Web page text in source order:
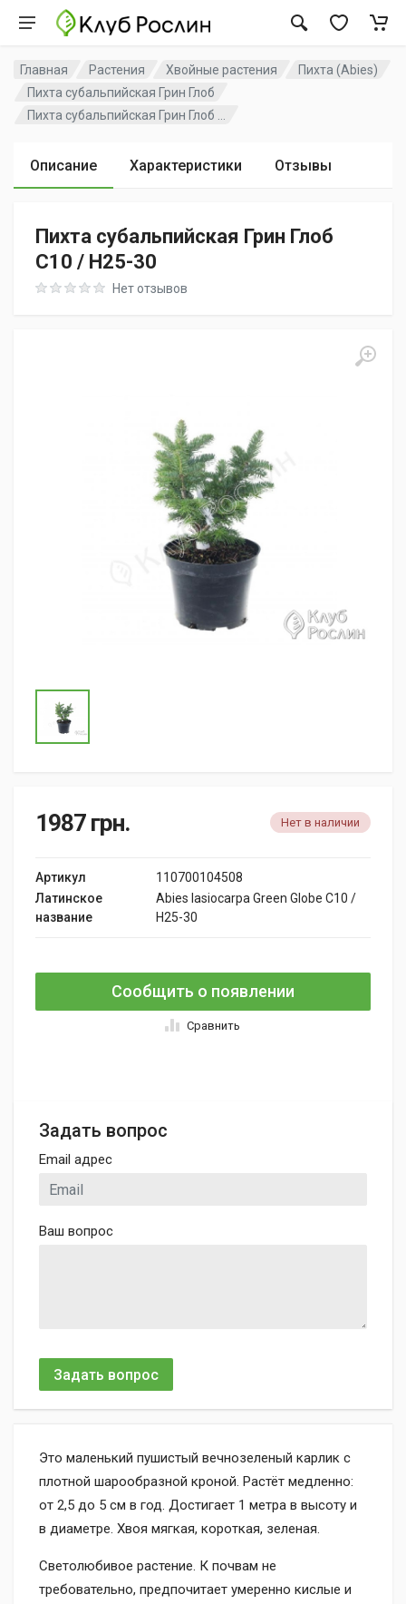
Главная Растения Хвойные растения
Пихта (Abies)
Пихта субальпийская Грин Глоб
Пихта субальпийская Грин Глоб ...
Описание Характеристики Отзывы
Пихта субальпийская Грин Глоб
C10 / H25-30
Rating: 0 out of 5Нет отзывов
1987 грн. Нет в наличии
Артикул
110700104508
Латинское
название
Abies lasiocarpa Green Globe C10 /
H25-30
Сообщить о появлении
Сравнить
Задать вопрос
Email адрес
Ваш вопрос
Задать вопрос
Это маленький пушистый вечнозеленый карлик с
плотной шарообразной кроной. Растёт медленно:
от 2,5 до 5 см в год. Достигает 1 метра в высоту и
в диаметре. Хвоя мягкая, короткая, зеленая.
Светолюбивое растение. К почвам не
требовательно, предпочитает умеренно кислые и